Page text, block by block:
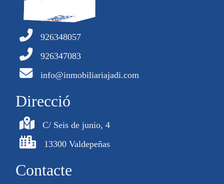
926348057
926347083
info@inmobiliariajadi.com
Direcció
C/ Seis de junio, 4
13300 Valdepeñas
Contacte